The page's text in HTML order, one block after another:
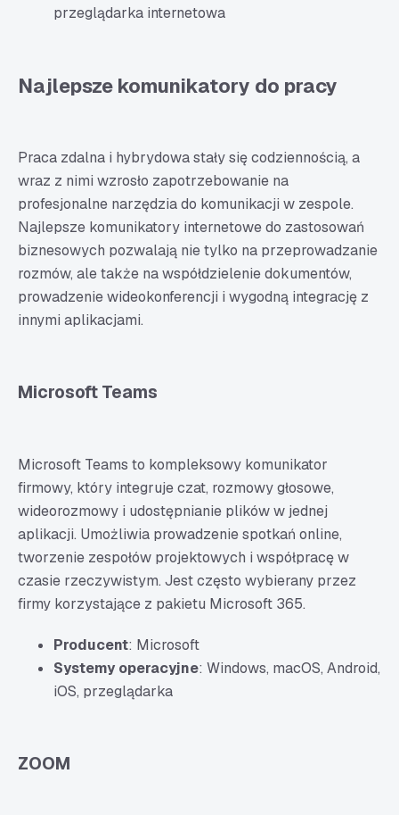
przeglądarka internetowa
Najlepsze komunikatory do pracy
Praca zdalna i hybrydowa stały się codziennością, a
wraz z nimi wzrosło zapotrzebowanie na
profesjonalne narzędzia do komunikacji w zespole.
Najlepsze komunikatory internetowe do zastosowań
biznesowych pozwalają nie tylko na przeprowadzanie
rozmów, ale także na współdzielenie dokumentów,
prowadzenie wideokonferencji i wygodną integrację z
innymi aplikacjami.
Microsoft Teams
Microsoft Teams to kompleksowy komunikator
firmowy, który integruje czat, rozmowy głosowe,
wideorozmowy i udostępnianie plików w jednej
aplikacji. Umożliwia prowadzenie spotkań online,
tworzenie zespołów projektowych i współpracę w
czasie rzeczywistym. Jest często wybierany przez
firmy korzystające z pakietu Microsoft 365.
Producent: Microsoft
Systemy operacyjne: Windows, macOS, Android,
iOS, przeglądarka
ZOOM